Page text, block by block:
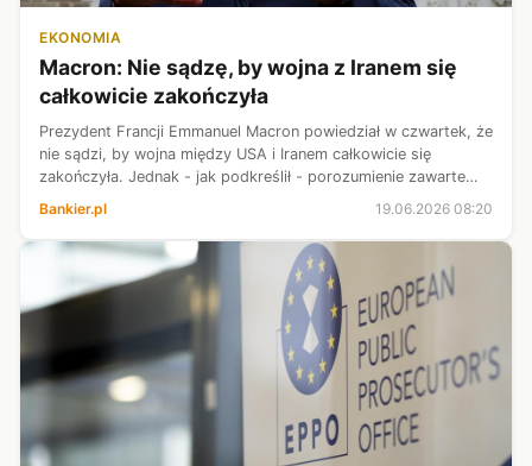
EKONOMIA
Macron: Nie sądzę, by wojna z Iranem się
całkowicie zakończyła
Prezydent Francji Emmanuel Macron powiedział w czwartek, że
nie sądzi, by wojna między USA i Iranem całkowicie się
zakończyła. Jednak - jak podkreślił - porozumienie zawarte
przez USA i Iran jest „dobrą rzeczą”, ponieważ pozwala na
rozejm i ponowne o...
Bankier.pl 19.06.2026 08:20